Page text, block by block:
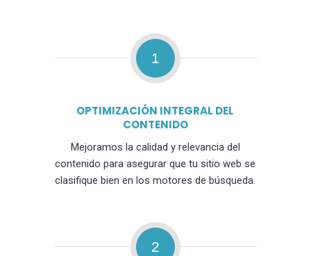
1
OPTIMIZACIÓN INTEGRAL DEL
CONTENIDO
Mejoramos la calidad y relevancia del
contenido para asegurar que tu sitio web se
clasifique bien en los motores de búsqueda.
2